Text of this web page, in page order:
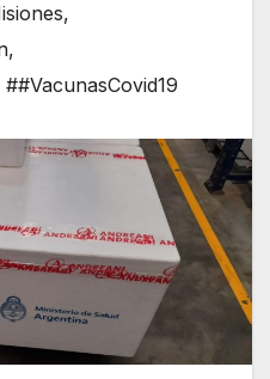
,
,
##VacunasCovid19